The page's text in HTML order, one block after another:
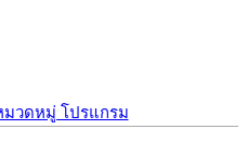
วดหมู่ โปรแกรม